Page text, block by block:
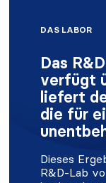
DAS LABOR
Das
verfügt
liefert
die für
Dieses
R&D-Lab